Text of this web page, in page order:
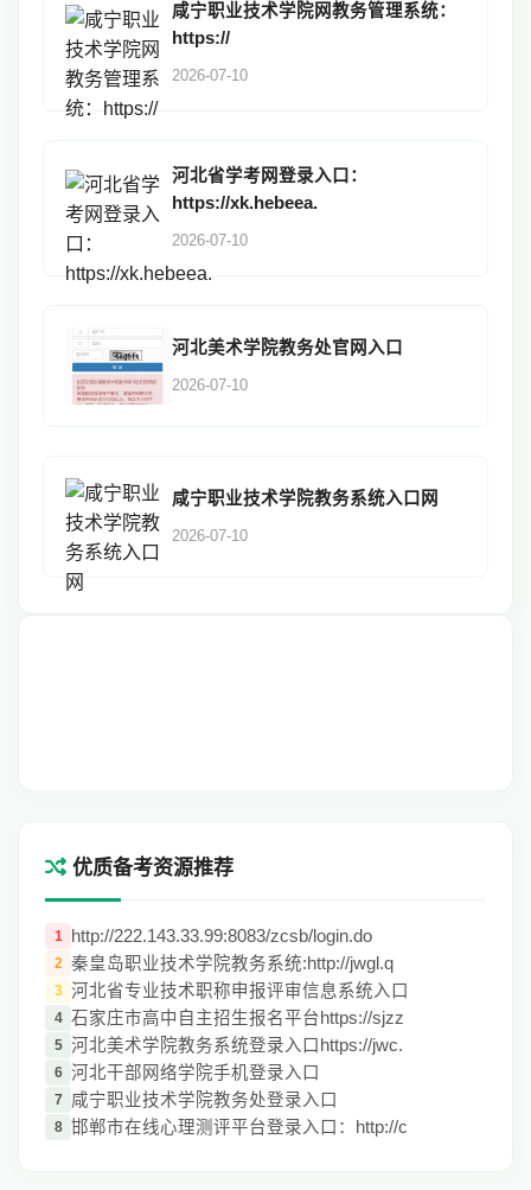
咸宁职业技术学院网教务管理系统：
https://
2026-07-10
河北省学考网登录入口：
https://xk.hebeea.
2026-07-10
河北美术学院教务处官网入口
2026-07-10
咸宁职业技术学院教务系统入口网
2026-07-10
优质备考资源推荐
1 http://222.143.33.99:8083/zcsb/login.do
2 秦皇岛职业技术学院教务系统:http://jwgl.q
3 河北省专业技术职称申报评审信息系统入口
4 石家庄市高中自主招生报名平台https://sjzz
5 河北美术学院教务系统登录入口https://jwc.
6 河北干部网络学院手机登录入口
7 咸宁职业技术学院教务处登录入口
8 邯郸市在线心理测评平台登录入口：http://c